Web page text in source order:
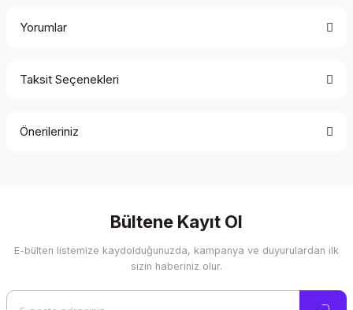
Yorumlar
Taksit Seçenekleri
Önerileriniz
Görüş ve önerileriniz için teşekkür ederiz.
Ürün resmi kalitesiz, bozuk veya görüntülenemiyor.
Bültene Kayıt Ol
E-bülten listemize kaydolduğunuzda, kampanya ve duyurulardan ilk
sizin haberiniz olur.